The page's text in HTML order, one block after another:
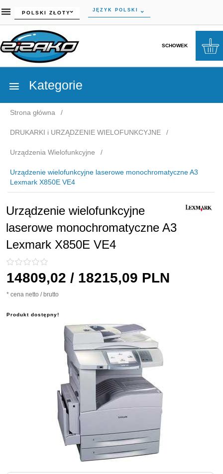
currency_h
POLSKI ZŁOTY JĘZYK POLSKI
SCHOWEK
Kategorie
Strona główna
DRUKARKI i URZĄDZENIE WIELOFUNKCYJNE
Urządzenia Wielofunkcyjne
Urządzenie wielofunkcyjne laserowe monochromatyczne A3
Lexmark X850E VE4
Urządzenie wielofunkcyjne
laserowe monochromatyczne A3
Lexmark X850E VE4
14809,02 / 18215,09 PLN
* cena netto / brutto
Produkt dostępny!